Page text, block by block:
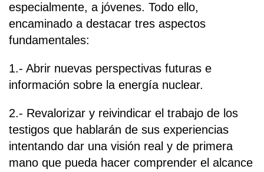
especialmente, a jóvenes. Todo ello,
encaminado a destacar tres aspectos
fundamentales:
1.- Abrir nuevas perspectivas futuras e
información sobre la energía nuclear.
2.- Revalorizar y reivindicar el trabajo de los
testigos que hablarán de sus experiencias
intentando dar una visión real y de primera
mano que pueda hacer comprender el alcance